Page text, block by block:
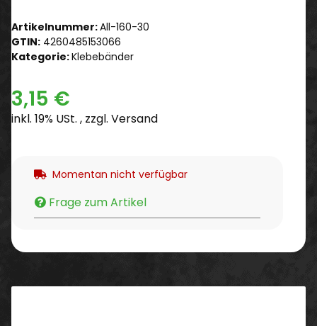
Artikelnummer:All-160-30
GTIN: 4260485153066
Kategorie:Klebebänder
3,15 €
inkl. 19% USt. , zzgl. Versand
Momentan nicht verfügbar
Frage zum Artikel